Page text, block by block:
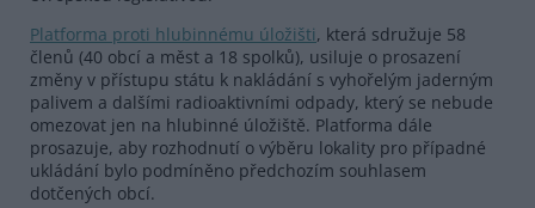
Platforma proti hlubinnému úložišti, která sdružuje 58
členů (40 obcí a měst a 18 spolků), usiluje o prosazení
změny v přístupu státu k nakládání s vyhořelým jaderným
palivem a dalšími radioaktivními odpady, který se nebude
omezovat jen na hlubinné úložiště. Platforma dále
prosazuje, aby rozhodnutí o výběru lokality pro případné
ukládání bylo podmíněno předchozím souhlasem
dotčených obcí.